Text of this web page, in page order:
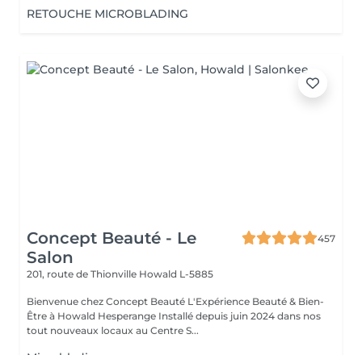
RETOUCHE MICROBLADING
Concept Beauté - Le
Salon
457
201, route de Thionville Howald L-5885
Bienvenue chez Concept Beauté L'Expérience Beauté & Bien-
Être à Howald Hesperange Installé depuis juin 2024 dans nos
tout nouveaux locaux au Centre S...